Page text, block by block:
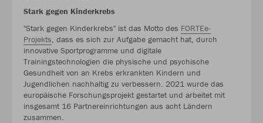
Stark gegen Kinderkrebs
"Stark gegen Kinderkrebs" ist das Motto des FORTEe-
Projekts , dass es sich zur Aufgabe gemacht hat, durch
innovative Sportprogramme und digitale
Trainingstechnologien die physische und psychische
Gesundheit von an Krebs erkrankten Kindern und
Jugendlichen nachhaltig zu verbessern. 2021 wurde das
europäische Forschungsprojekt gestartet und arbeitet mit
insgesamt 16 Partnereinrichtungen aus acht Ländern
zusammen.